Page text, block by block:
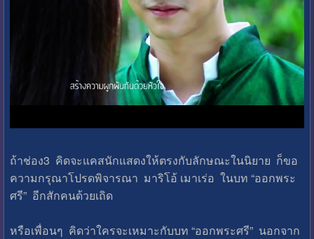
ถ้าช่อง3 คิดจะแคสนักแสดงให้ตรงกับลักษณะในนิยาย ก็ขอ
ความกรุณาโปรดพิจารณา มาริโอ้ เมาเร่อ ในบท “ออกพระ
ศรี” อีกสักคนด้วยเถิด
หรือเพื่อนๆ คิดว่าใครจะเหมาะกับบท “ออกพระศรี” นอกจาก